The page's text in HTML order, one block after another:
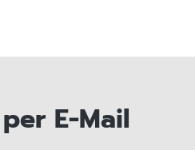
E-Mail